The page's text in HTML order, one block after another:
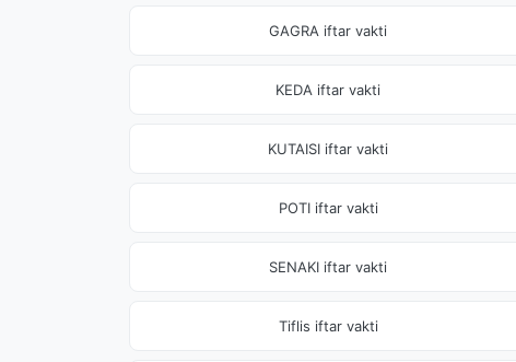
GAGRA iftar vakti
KEDA iftar vakti
KUTAISI iftar vakti
POTI iftar vakti
SENAKI iftar vakti
Tiflis iftar vakti